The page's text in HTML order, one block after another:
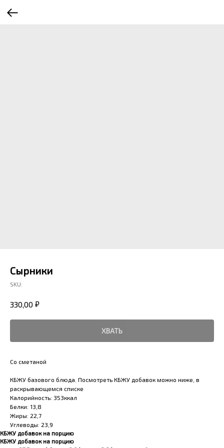
Сырники
SKU:
330,00 ₽
ХВАТЬ
Со сметаной
КБЖУ базового блюда. Посмотреть КБЖУ добавок можно ниже, в
раскрывающемся списке
Калорийность: 353ккал
Белки: 13,8
Жиры: 22,7
Углеводы: 23,9
КБЖУ добавок на порцию
КБЖУ добавок на порцию